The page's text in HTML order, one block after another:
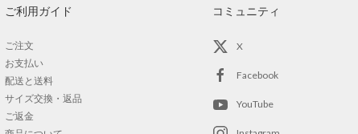
ご利用ガイド
ご注文
お支払い
配送と送料
サイズ交換・返品
ご返金
コミュニティ
X
Facebook
YouTube